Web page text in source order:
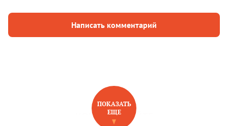
Написать комментарий
НОВОЕ НА САЙТЕ
ПОКАЗАТЬ
ЕЩЕ